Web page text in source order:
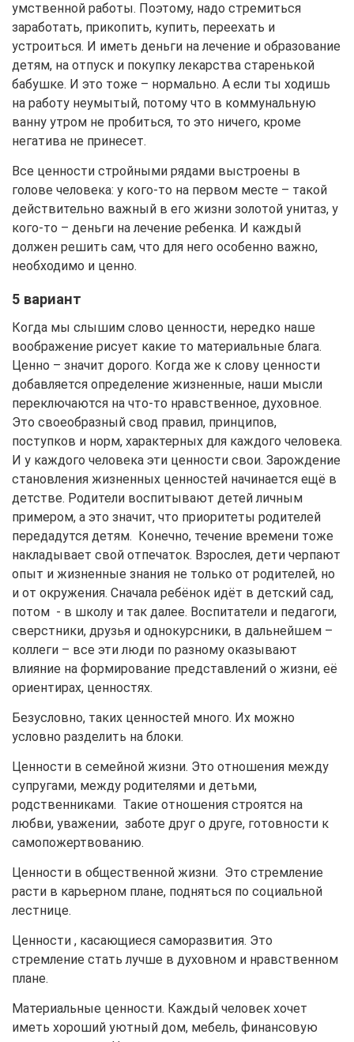
умственной работы. Поэтому, надо стремиться
заработать, прикопить, купить, переехать и
устроиться. И иметь деньги на лечение и образование
детям, на отпуск и покупку лекарства старенькой
бабушке. И это тоже – нормально. А если ты ходишь
на работу неумытый, потому что в коммунальную
ванну утром не пробиться, то это ничего, кроме
негатива не принесет.
Все ценности стройными рядами выстроены в
голове человека: у кого-то на первом месте – такой
действительно важный в его жизни золотой унитаз, у
кого-то – деньги на лечение ребенка. И каждый
должен решить сам, что для него особенно важно,
необходимо и ценно.
5 вариант
Когда мы слышим слово ценности, нередко наше
воображение рисует какие то материальные блага.
Ценно – значит дорого. Когда же к слову ценности
добавляется определение жизненные, наши мысли
переключаются на что-то нравственное, духовное.
Это своеобразный свод правил, принципов,
поступков и норм, характерных для каждого человека.
И у каждого человека эти ценности свои. Зарождение
становления жизненных ценностей начинается ещё в
детстве. Родители воспитывают детей личным
примером, а это значит, что приоритеты родителей
передадутся детям. Конечно, течение времени тоже
накладывает свой отпечаток. Взрослея, дети черпают
опыт и жизненные знания не только от родителей, но
и от окружения. Сначала ребёнок идёт в детский сад,
потом - в школу и так далее. Воспитатели и педагоги,
сверстники, друзья и однокурсники, в дальнейшем –
коллеги – все эти люди по разному оказывают
влияние на формирование представлений о жизни, её
ориентирах, ценностях.
Безусловно, таких ценностей много. Их можно
условно разделить на блоки.
Ценности в семейной жизни. Это отношения между
супругами, между родителями и детьми,
родственниками. Такие отношения строятся на
любви, уважении, заботе друг о друге, готовности к
самопожертвованию.
Ценности в общественной жизни. Это стремление
расти в карьерном плане, подняться по социальной
лестнице.
Ценности , касающиеся саморазвития. Это
стремление стать лучше в духовном и нравственном
плане.
Материальные ценности. Каждый человек хочет
иметь хороший уютный дом, мебель, финансовую